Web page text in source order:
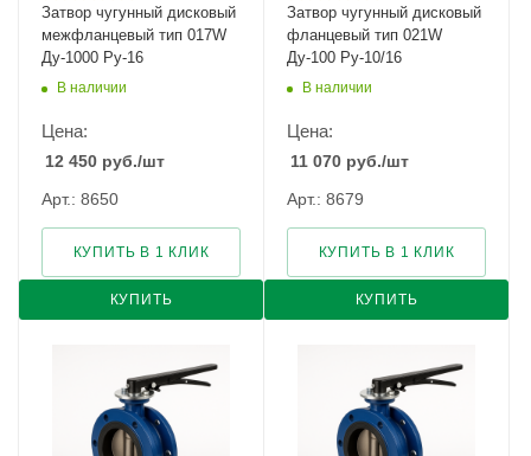
Затвор чугунный дисковый
межфланцевый тип 017W
Ду-1000 Ру-16
В наличии
Цена:
12 450 руб./шт
Арт.: 8650
КУПИТЬ
КУПИТЬ В 1 КЛИК
Затвор чугунный дисковый
фланцевый тип 021W
Ду-100 Ру-10/16
В наличии
Цена:
11 070 руб./шт
Арт.: 8679
КУПИТЬ
КУПИТЬ В 1 КЛИК